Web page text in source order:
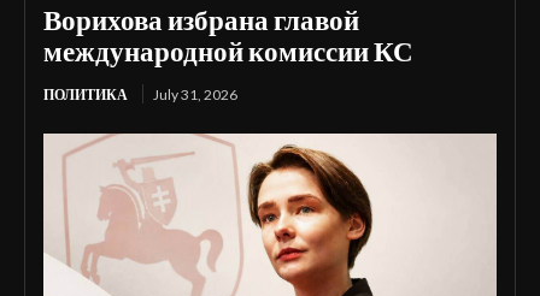
Ворихова избрана главой
международной комиссии КС
ПОЛИТИКА July 31, 2026